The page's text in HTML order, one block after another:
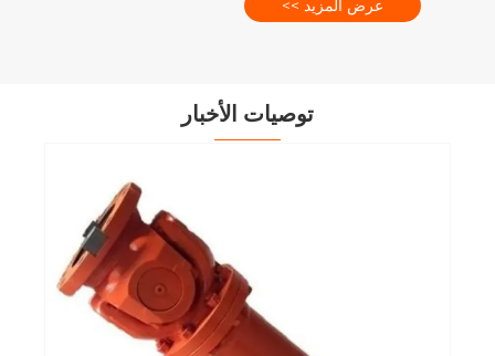
توصيات الأخبار
ما هي الأحجام والمواصفات القياسية للتروس